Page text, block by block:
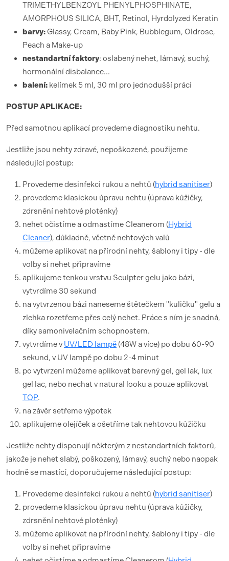
TRIMETHYLBENZOYL PHENYLPHOSPHINATE,
AMORPHOUS SILICA, BHT, Retinol, Hyrdolyzed Keratin
barvy: Glassy, Cream, Baby Pink, Bubblegum, Oldrose,
Peach a Make-up
nestandartní faktory: oslabený nehet, lámavý, suchý,
hormonální disbalance...
balení: kelímek 5 ml, 30 ml pro jednodušší práci
POSTUP APLIKACE:
Před samotnou aplikací provedeme diagnostiku nehtu.
Jestliže jsou nehty zdravé, nepoškozené, použijeme
následující postup:
Provedeme desinfekci rukou a nehtů (hybrid sanitiser)
provedeme klasickou úpravu nehtu (úprava kůžičky,
zdrsnění nehtové ploténky)
nehet očistíme a odmastíme Cleanerom (Hybrid
Cleaner), důkladně, včetně nehtových valů
můžeme aplikovat na přírodní nehty, šablony i tipy - dle
volby si nehet připravíme
aplikujeme tenkou vrstvu Sculpter gelu jako bázi,
vytvrdíme 30 sekund
na vytvrzenou bázi naneseme štětečkem "kuličku" gelu a
zlehka rozetřeme přes celý nehet. Práce s ním je snadná,
díky samonivelačním schopnostem.
vytvrdíme v UV/LED lampě (48W a více) po dobu 60-90
sekund, v UV lampě po dobu 2-4 minut
po vytvrzení můžeme aplikovat barevný gel, gel lak, lux
gel lac, nebo nechat v natural looku a pouze aplikovat
TOP.
na závěr setřeme výpotek
aplikujeme olejíček a ošetříme tak nehtovou kůžičku
Jestliže nehty disponují některým z nestandartních faktorů,
jakože je nehet slabý, poškozený, lámavý, suchý nebo naopak
hodně se mastící, doporučujeme následující postup:
Provedeme desinfekci rukou a nehtů (hybrid sanitiser)
provedeme klasickou úpravu nehtu (úprava kůžičky,
zdrsnění nehtové ploténky)
můžeme aplikovat na přírodní nehty, šablony i tipy - dle
volby si nehet připravíme